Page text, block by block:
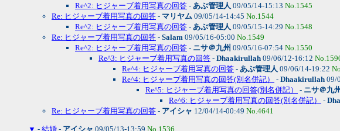
Re^2: ヒジャーブ着用写真の回答 - あぶ管理人 09/05/14-15:13 No.1545
Re: ヒジャーブ着用写真の回答 - マリヤム 09/05/14-14:45 No.1544
Re^2: ヒジャーブ着用写真の回答 - あぶ管理人 09/05/15-14:29 No.1548
Re: ヒジャーブ着用写真の回答 - Salam 09/05/16-05:00 No.1549
Re^2: ヒジャーブ着用写真の回答 - ニサ＠九州 09/05/16-07:54 No.1550
Re^3: ヒジャーブ着用写真の回答 - Dhaakirullah 09/06/12-16:12
Re^4: ヒジャーブ着用写真の回答 - あぶ管理人 09/06/14-19:22
Re^4: ヒジャーブ着用写真の回答(別名併記）
- Dhaakirullah 09/
Re^5: ヒジャーブ着用写真の回答(別名併記）
- ニサ＠九州
Re^6: ヒジャーブ着用写真の回答(別名併記）
-
Re: ヒジャーブ着用写真の回答 - アイシャ 12/04/14-00:49 No.4641
▼ - 結婚 - アイシャ 09/05/13-13:59 No.1536